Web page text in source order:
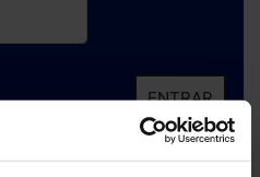
ENTRAR